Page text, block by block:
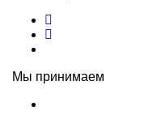
Мы принимаем